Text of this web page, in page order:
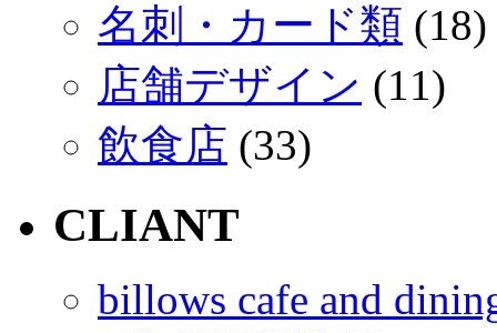
名刺・カード類 (18)
店舗デザイン (11)
飲食店 (33)
CLIANT
billows cafe and